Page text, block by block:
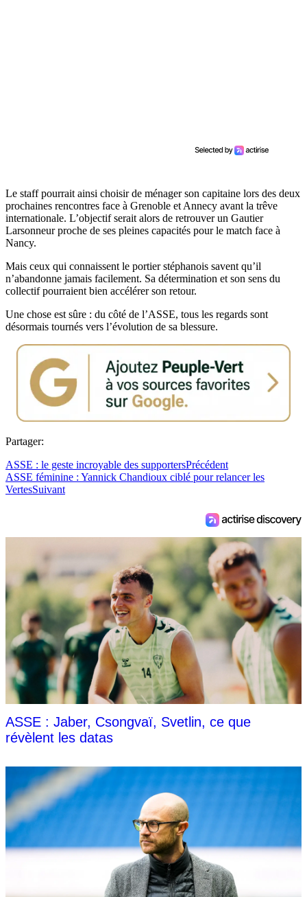
Le staff pourrait ainsi choisir de ménager son capitaine lors des deux
prochaines rencontres face à Grenoble et Annecy avant la trêve
internationale. L’objectif serait alors de retrouver un Gautier
Larsonneur proche de ses pleines capacités pour le match face à
Nancy.
Mais ceux qui connaissent le portier stéphanois savent qu’il
n’abandonne jamais facilement. Sa détermination et son sens du
collectif pourraient bien accélérer son retour.
Une chose est sûre : du côté de l’ASSE, tous les regards sont
désormais tournés vers l’évolution de sa blessure.
Partager:
ASSE : le geste incroyable des supportersPrécédent
ASSE féminine : Yannick Chandioux ciblé pour relancer les
VertesSuivant
ASSE : Jaber, Csongvaï, Svetlin, ce que
révèlent les datas